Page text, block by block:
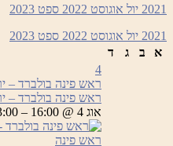
2021 יול אוגוסט 2022 ספט 2023
2021 יול אוגוסט 2022 ספט 2023
א
ב ג ד
4
ראש פינה בולברד –
ראש פינה בולברד –
אוג 4 @ 16:00 – 23:00